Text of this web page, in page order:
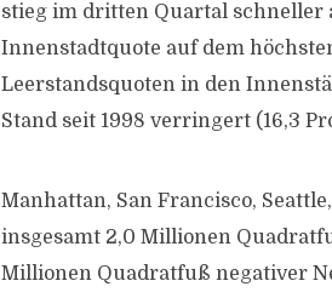
stieg im dritten Quartal schneller
Innenstadtquote auf dem
Leerstandsquoten in den
Stand seit 1998 verringert (16,3
Manhattan, San Francisco,
insgesamt 2,0 Millionen
Millionen Quadratfuß negativer